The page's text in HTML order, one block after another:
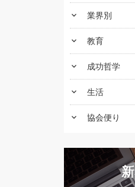
keyboard_arrow_down 業界別
keyboard_arrow_down 教育
keyboard_arrow_down 成功哲学
keyboard_arrow_down 生活
keyboard_arrow_down 協会便り